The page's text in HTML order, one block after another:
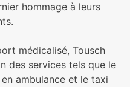
hommage à leurs
médicalisé, Tousch
des services tels que le
ambulance et le taxi